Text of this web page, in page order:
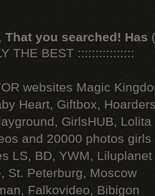
, That you searched! Has
THE BEST ::::::::::::::::
websites Magic
Heart, Giftbox,
GirlsHUB, Lolita
and 20000 photos
LS, BD, YWM, Liluplanet
St. Peterburg, Moscow
Falkovideo, Bibigon